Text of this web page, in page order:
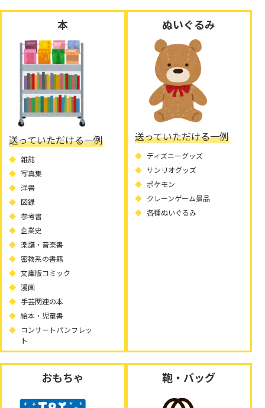
本
送っていただける一例
雑誌
写真集
洋書
図録
参考書
企業史
楽譜・音楽書
密教系の書籍
文庫版コミック
漫画
手芸関連の本
絵本・児童書
コンサートパンフレッ
ト
ぬいぐるみ
送っていただける一例
ディズニーグッズ
サンリオグッズ
ポケモン
クレーンゲーム景品
各種ぬいぐるみ
おもちゃ 鞄・バッグ